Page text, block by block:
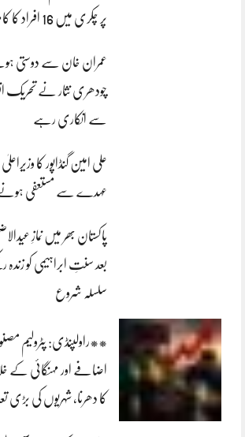
پر چکری میں 16 افراد کا کامیاب ریسکیو
عمران خان سے دوستی
چودھری نثار نے تحریک
سے انکاری رہے
علی امین گنڈاپور کا وزیراعلیٰ
عہدے سے مستعفی ہونے
پاکستان بھر میں نمازِ
بعد سنتِ ابراہیمی کو زندہ
سلسلہ شروع
**راولپنڈی: پٹرولیم
اضافے اور مہنگائی کے
کا دھرنا، شہریوں کی